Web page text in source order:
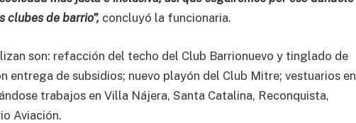
clubes de barrio”, concluyó la funcionaria.
son: refacción del techo del Club Barrionuevo y tinglado de
entrega de subsidios; nuevo playón del Club Mitre; vestuarios en
trabajos en Villa Nájera, Santa Catalina, Reconquista,
Aviación.